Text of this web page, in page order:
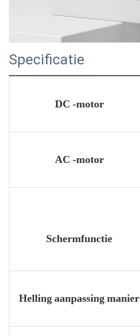
Specificatie
DC -motor
AC -motor
Schermfunctie
Helling aanpassing manier